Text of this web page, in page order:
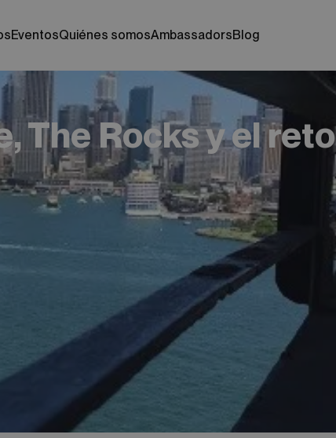
eventos quiénes somos ambassadors blog
The Rocks y el reto